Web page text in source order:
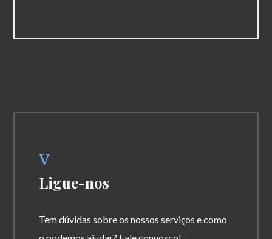
v
Ligue-nos
Tem dúvidas sobre os nossos serviços e como